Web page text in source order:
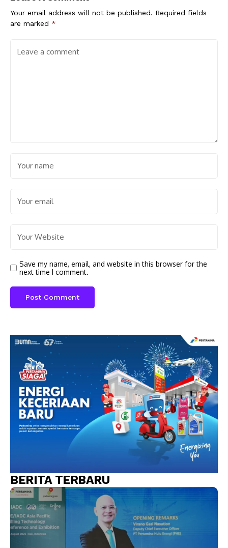
Your email address will not be published. Required fields
are marked *
Save my name, email, and website in this browser for the
next time I comment.
BERITA TERBARU